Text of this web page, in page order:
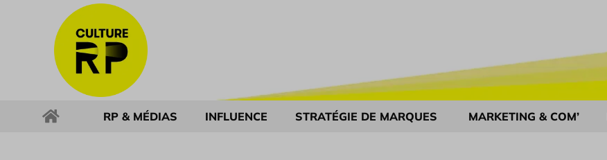
RP & MÉDIAS INFLUENCE STRATÉGIE DE MARQUES MARKETING & COM’